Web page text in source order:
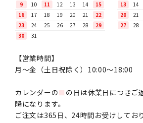
9
10 11 12 13 14
15
16
17 18 19 20 21
22
23
24 25 26 27 28
29
30
31
13
14
20
21
27
28
【営業時間】
月〜金（土日祝除く）10:00～18:00
カレンダーの■ の日は休業日につきご
降になります。
ご注文は365日、24時間お受けしており